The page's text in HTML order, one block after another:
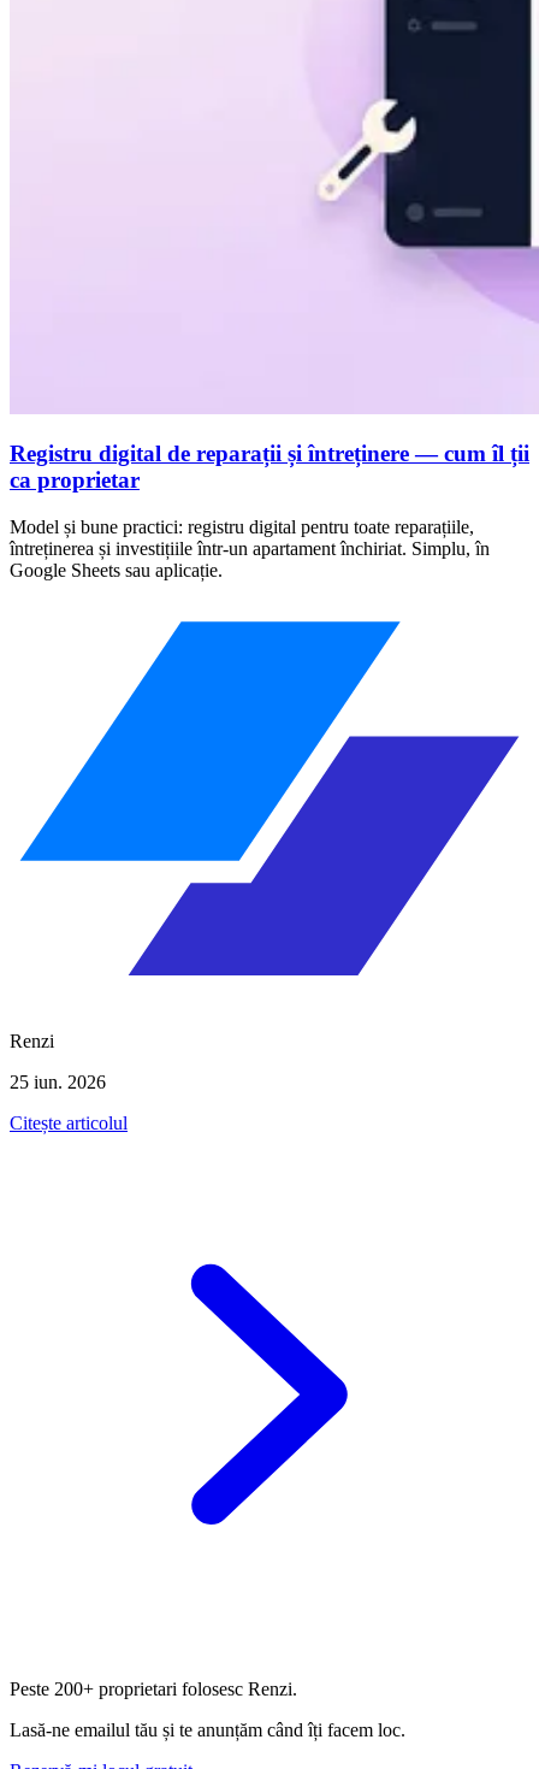
Registru digital de reparații și întreținere — cum îl ții
ca proprietar
Model și bune practici: registru digital pentru toate reparațiile,
întreținerea și investițiile într-un apartament închiriat. Simplu, în
Google Sheets sau aplicație.
Renzi
25 iun. 2026
Citește articolul
Peste 200+ proprietari folosesc Renzi.
Lasă-ne emailul tău și te anunțăm când îți facem loc.